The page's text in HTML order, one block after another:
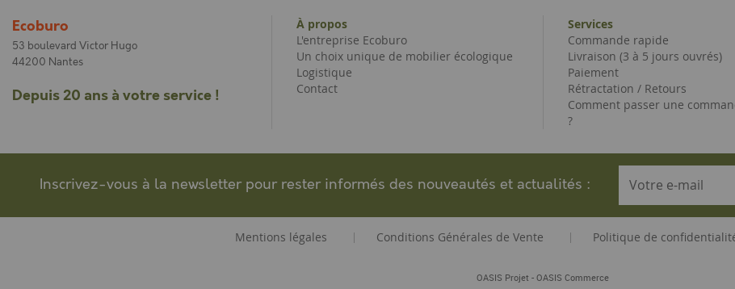
Ecoburo
53 boulevard Victor Hugo
44200 Nantes
Depuis 20 ans à votre service !
À propos
L'entreprise Ecoburo
Un choix unique de mobilier écologique
Logistique
Contact
Services
Commande rapide
Livraison (3 à 5 jours ouvrés)
Paiement
Rétractation / Retours
Comment passer une
?
Inscrivez-vous à la newsletter pour rester informés des nouveautés et actualités :
Mentions légales | Conditions Générales de Vente | Politique de
OASIS Projet - OASIS Commerce